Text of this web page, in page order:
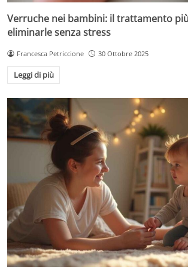
Verruche nei bambini: il trattamento
eliminarle senza stress
Francesca Petriccione 30 Ottobre 2025
Leggi di più